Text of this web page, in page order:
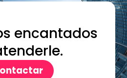
encantados